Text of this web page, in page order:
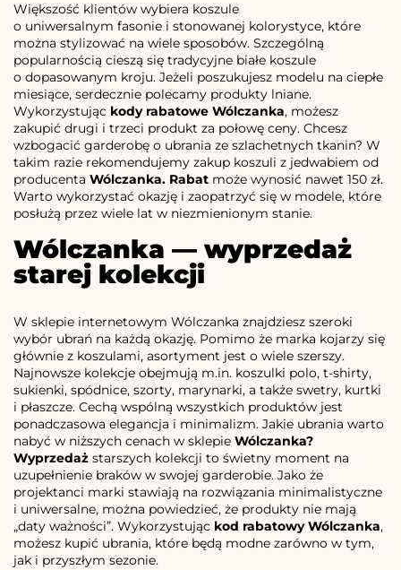
Większość klientów wybiera koszule
o uniwersalnym fasonie i stonowanej kolorystyce, które
można stylizować na wiele sposobów. Szczególną
popularnością cieszą się tradycyjne białe koszule
o dopasowanym kroju. Jeżeli poszukujesz modelu na ciepłe
miesiące, serdecznie polecamy produkty lniane.
Wykorzystując kody rabatowe Wólczanka, możesz
zakupić drugi i trzeci produkt za połowę ceny. Chcesz
wzbogacić garderobę o ubrania ze szlachetnych tkanin? W
takim razie rekomendujemy zakup koszuli z jedwabiem od
producenta Wólczanka. Rabat może wynosić nawet 150 zł.
Warto wykorzystać okazję i zaopatrzyć się w modele, które
posłużą przez wiele lat w niezmienionym stanie.
Wólczanka — wyprzedaż
starej kolekcji
W sklepie internetowym Wólczanka znajdziesz szeroki
wybór ubrań na każdą okazję. Pomimo że marka kojarzy się
głównie z koszulami, asortyment jest o wiele szerszy.
Najnowsze kolekcje obejmują m.in. koszulki polo, t-shirty,
sukienki, spódnice, szorty, marynarki, a także swetry, kurtki
i płaszcze. Cechą wspólną wszystkich produktów jest
ponadczasowa elegancja i minimalizm. Jakie ubrania warto
nabyć w niższych cenach w sklepie Wólczanka?
Wyprzedaż starszych kolekcji to świetny moment na
uzupełnienie braków w swojej garderobie. Jako że
projektanci marki stawiają na rozwiązania minimalistyczne
i uniwersalne, można powiedzieć, że produkty nie mają
„daty ważności”. Wykorzystując kod rabatowy Wólczanka,
możesz kupić ubrania, które będą modne zarówno w tym,
jak i przyszłym sezonie.